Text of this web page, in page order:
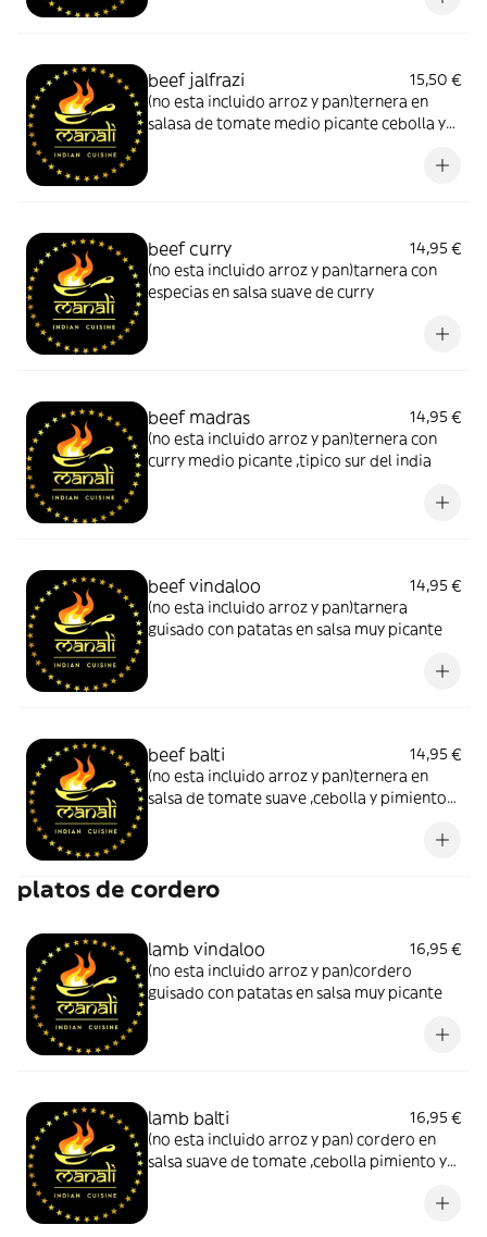
beef jalfrazi
15,50 €
(no esta incluido arroz y pan)ternera en
salasa de tomate medio picante cebolla y
beef curry
14,95 €
(no esta incluido arroz y pan)tarnera con
especias en salsa suave de curry
beef madras
14,95 €
(no esta incluido arroz y pan)ternera con
curry medio picante ,tipico sur del india
beef vindaloo
14,95 €
(no esta incluido arroz y pan)tarnera
guisado con patatas en salsa muy picante
beef balti
14,95 €
(no esta incluido arroz y pan)ternera en
salsa de tomate suave ,cebolla y pimiento
platos de cordero
lamb vindaloo
16,95 €
(no esta incluido arroz y pan)cordero
guisado con patatas en salsa muy picante
lamb balti
16,95 €
(no esta incluido arroz y pan) cordero en
salsa suave de tomate ,cebolla pimiento y